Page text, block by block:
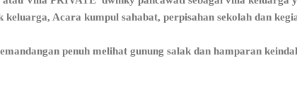
Acara kumpul sahabat, perpisahan sekolah dan
penuh melihat gunung salak dan hamparan